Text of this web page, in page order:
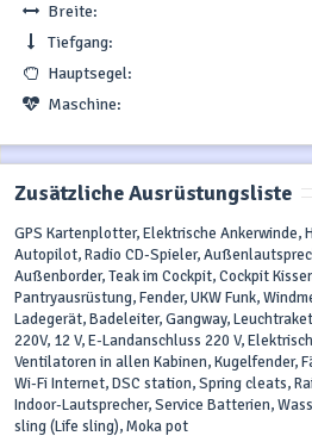
Breite:
Tiefgang:
Hauptsegel:
Maschine:
Zusätzliche Ausrüstungsliste
GPS Kartenplotter, Elektrische Ankerwinde,
Autopilot, Radio CD-Spieler,
Außenborder, Teak im Cockpit, Cockpit
Pantryausrüstung, Fender, UKW Funk,
Ladegerät, Badeleiter, Gangway,
220V, 12 V, E-Landanschluss 220 V,
Ventilatoren in allen Kabinen, Kugelfender,
Wi-Fi Internet, DSC station, Spring cleats,
Indoor-Lautsprecher, Service Batterien,
sling (Life sling), Moka pot